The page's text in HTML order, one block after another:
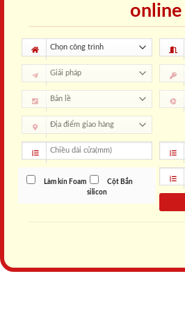
online
Làm kín Foam
Cột Bắn
silicon